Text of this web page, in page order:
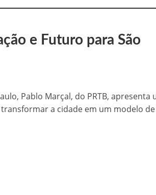
e Futuro para São
Pablo Marçal, do PRTB, apresenta
a cidade em um modelo de